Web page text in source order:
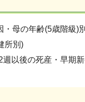
・母の年齢(5歳階級)
所別)
週以後の死産・早期